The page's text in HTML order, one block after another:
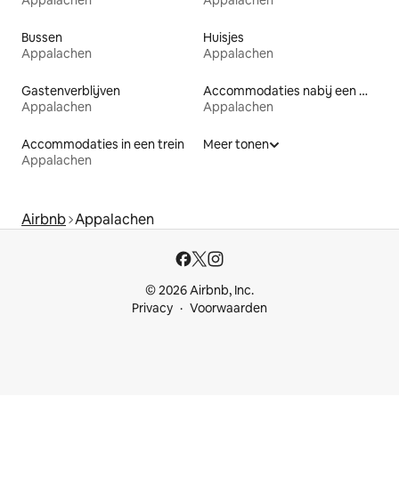
Bussen
Appalachen
Huisjes
Appalachen
Gastenverblijven
Appalachen
Accommodaties nabij een meer
Appalachen
Accommodaties in een trein
Appalachen
Meer tonen
Airbnb Appalachen
© 2026 Airbnb, Inc.
Privacy
Voorwaarden